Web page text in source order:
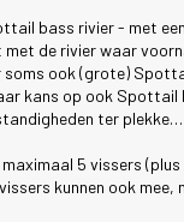
bass rivier - met
de rivier waar
ook (grote)
kans op ook Spottail
ter plekke…
5 vissers
kunnen ook mee,